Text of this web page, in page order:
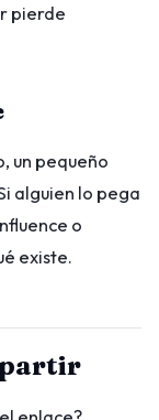
pierde
un pequeño
alguien lo pega
o
existe.